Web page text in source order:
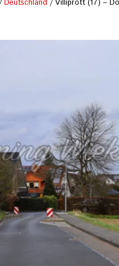
Deutschland / Villiprott (17) –